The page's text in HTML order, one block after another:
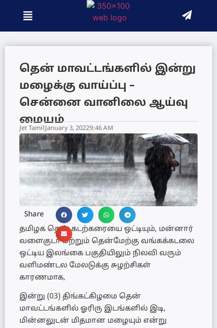
தென் மாவட்டங்களில் இன்று
மழைக்கு வாய்ப்பு –
சென்னை வானிலை ஆய்வு
மையம்
Jet Tamil January 3, 20229:46 AM
Share
தமிழக தென் கடற்கரையை ஒட்டியும், மன்னார்
வளைகுடா மற்றும் தென்மேற்கு வங்கக்கடலை
ஒட்டிய இலங்கை பகுதியிலும் நிலவி வரும்
வளிமண்டல மேலடுக்கு சுழற்சிகள்
காரணமாக,
இன்று (03) திங்கட்கிழமை தென்
மாவட்டங்களில் ஓரிரு இடங்களில் இடி,
மின்னலுடன் மிதமான மழையும் என்று